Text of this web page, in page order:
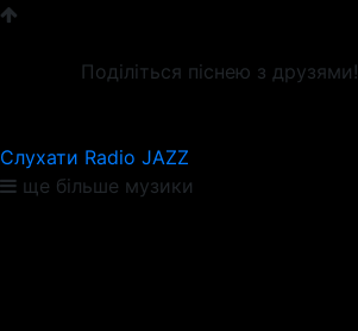
Поділіться піснею з друзями!
Слухати Radio JAZZ
ще більше музики